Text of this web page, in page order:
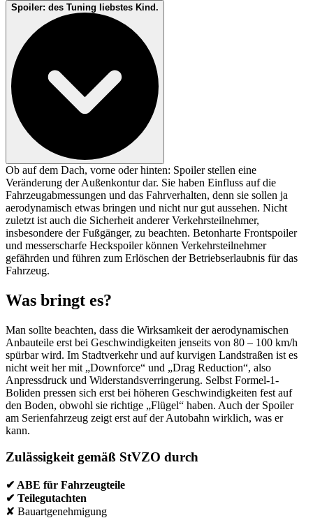
Spoiler: des Tuning liebstes Kind.
Ob auf dem Dach, vorne oder hinten: Spoiler stellen eine
Veränderung der Außenkontur dar. Sie haben Einfluss auf die
Fahrzeugabmessungen und das Fahrverhalten, denn sie sollen ja
aerodynamisch etwas bringen und nicht nur gut aussehen. Nicht
zuletzt ist auch die Sicherheit anderer Verkehrsteilnehmer,
insbesondere der Fußgänger, zu beachten. Betonharte Frontspoiler
und messerscharfe Heckspoiler können Verkehrsteilnehmer
gefährden und führen zum Erlöschen der Betriebserlaubnis für das
Fahrzeug.
Was bringt es?
Man sollte beachten, dass die Wirksamkeit der aerodynamischen
Anbauteile erst bei Geschwindigkeiten jenseits von 80 – 100 km/h
spürbar wird. Im Stadtverkehr und auf kurvigen Landstraßen ist es
nicht weit her mit „Downforce“ und „Drag Reduction“, also
Anpressdruck und Widerstandsverringerung. Selbst Formel-1-
Boliden pressen sich erst bei höheren Geschwindigkeiten fest auf
den Boden, obwohl sie richtige „Flügel“ haben. Auch der Spoiler
am Serienfahrzeug zeigt erst auf der Autobahn wirklich, was er
kann.
Zulässigkeit gemäß StVZO durch
✔ ABE für Fahrzeugteile
✔ Teilegutachten
✘ Bauartgenehmigung